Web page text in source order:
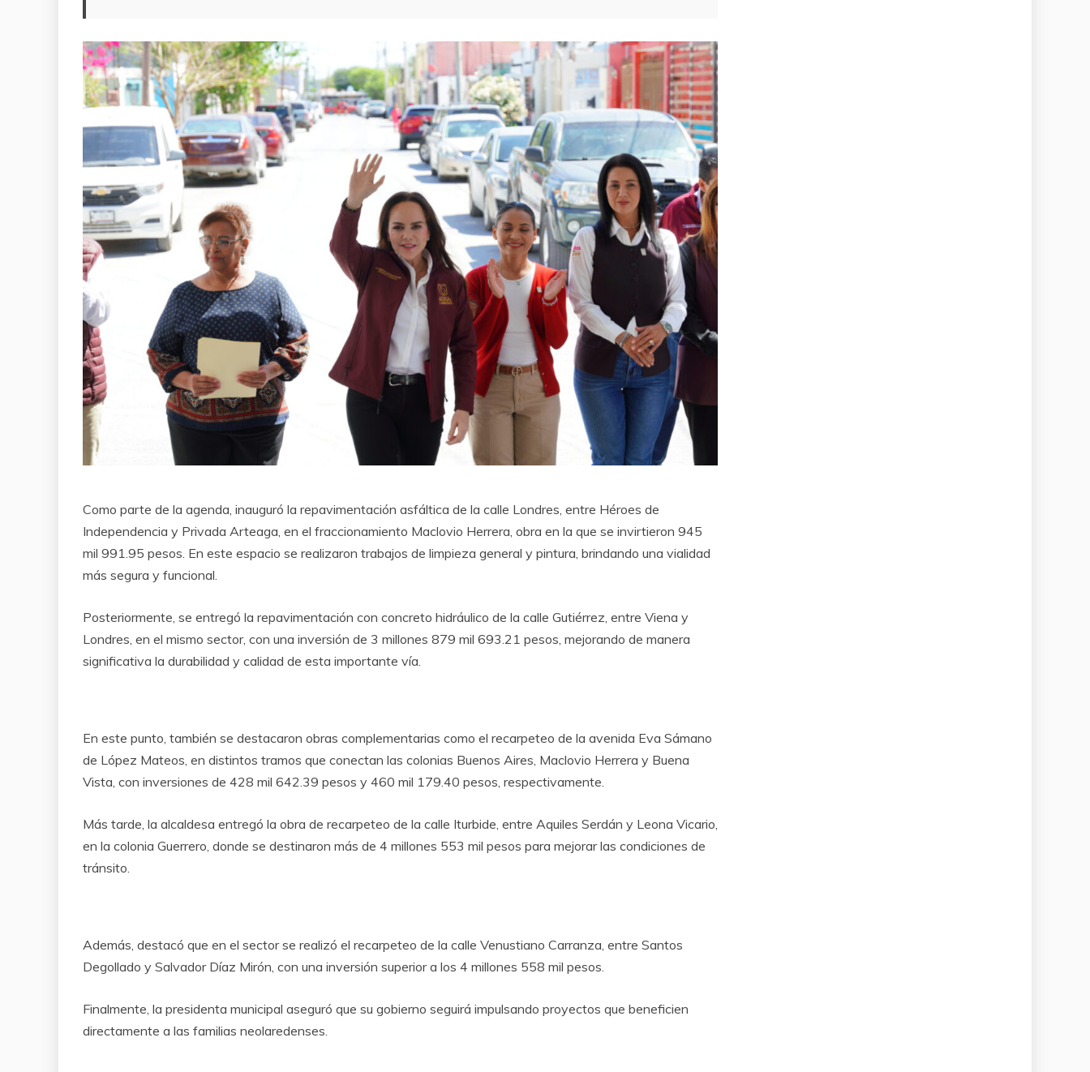
Como parte de la agenda, inauguró la repavimentación asfáltica de la calle Londres, entre Héroes de
Independencia y Privada Arteaga, en el fraccionamiento Maclovio Herrera, obra en la que se invirtieron 945
mil 991.95 pesos. En este espacio se realizaron trabajos de limpieza general y pintura, brindando una vialidad
más segura y funcional.
Posteriormente, se entregó la repavimentación con concreto hidráulico de la calle Gutiérrez, entre Viena y
Londres, en el mismo sector, con una inversión de 3 millones 879 mil 693.21 pesos, mejorando de manera
significativa la durabilidad y calidad de esta importante vía.
En este punto, también se destacaron obras complementarias como el recarpeteo de la avenida Eva Sámano
de López Mateos, en distintos tramos que conectan las colonias Buenos Aires, Maclovio Herrera y Buena
Vista, con inversiones de 428 mil 642.39 pesos y 460 mil 179.40 pesos, respectivamente.
Más tarde, la alcaldesa entregó la obra de recarpeteo de la calle Iturbide, entre Aquiles Serdán y Leona Vicario,
en la colonia Guerrero, donde se destinaron más de 4 millones 553 mil pesos para mejorar las condiciones de
tránsito.
Además, destacó que en el sector se realizó el recarpeteo de la calle Venustiano Carranza, entre Santos
Degollado y Salvador Díaz Mirón, con una inversión superior a los 4 millones 558 mil pesos.
Finalmente, la presidenta municipal aseguró que su gobierno seguirá impulsando proyectos que beneficien
directamente a las familias neolaredenses.